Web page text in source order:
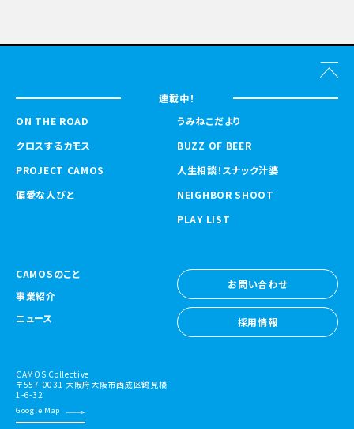
連載中！
ON THE ROAD
クロスするカモス
PROJECT CAMOS
偏愛な人びと
うみねこだより
BUZZ OF BEER
人生相談！スナック汁婆
NEIGHBOR SHOOT
PLAY LIST
CAMOSのこと
事業紹介
ニュース
お問い合わせ
お問い合わせ
採用情報
CAMOS Collective
〒557-0031 大阪府大阪市西成区鶴見橋
1-6-32
Google Map